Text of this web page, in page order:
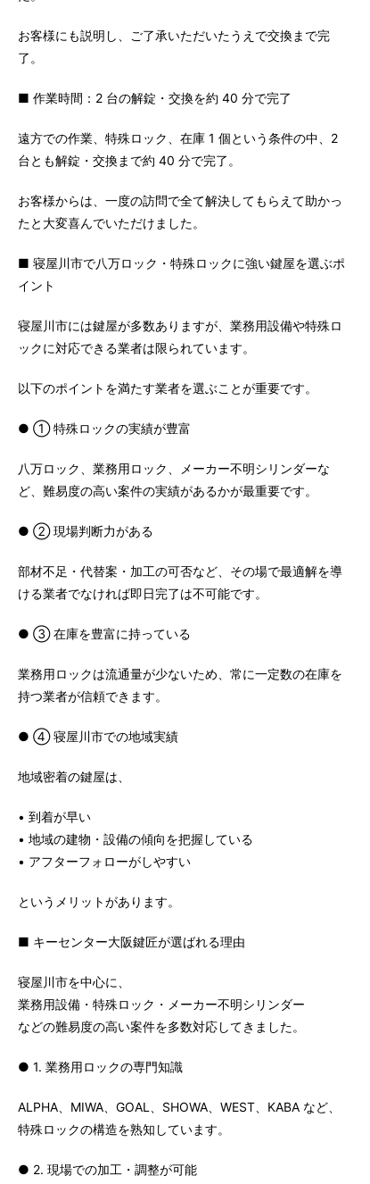
お客様にも説明し、ご了承いただいたうえで交換まで完
了。
■ 作業時間：2 台の解錠・交換を約 40 分で完了
遠方での作業、特殊ロック、在庫 1 個という条件の中、2
台とも解錠・交換まで約 40 分で完了。
お客様からは、一度の訪問で全て解決してもらえて助かっ
たと大変喜んでいただけました。
■ 寝屋川市で八万ロック・特殊ロックに強い鍵屋を選ぶポ
イント
寝屋川市には鍵屋が多数ありますが、業務用設備や特殊ロ
ックに対応できる業者は限られています。
以下のポイントを満たす業者を選ぶことが重要です。
● ① 特殊ロックの実績が豊富
八万ロック、業務用ロック、メーカー不明シリンダーな
ど、難易度の高い案件の実績があるかが最重要です。
● ② 現場判断力がある
部材不足・代替案・加工の可否など、その場で最適解を導
ける業者でなければ即日完了は不可能です。
● ③ 在庫を豊富に持っている
業務用ロックは流通量が少ないため、常に一定数の在庫を
持つ業者が信頼できます。
● ④ 寝屋川市での地域実績
地域密着の鍵屋は、
• 到着が早い
• 地域の建物・設備の傾向を把握している
• アフターフォローがしやすい
というメリットがあります。
■ キーセンター大阪鍵匠が選ばれる理由
寝屋川市を中心に、
業務用設備・特殊ロック・メーカー不明シリンダー
などの難易度の高い案件を多数対応してきました。
● 1. 業務用ロックの専門知識
ALPHA、MIWA、GOAL、SHOWA、WEST、KABA など、
特殊ロックの構造を熟知しています。
● 2. 現場での加工・調整が可能